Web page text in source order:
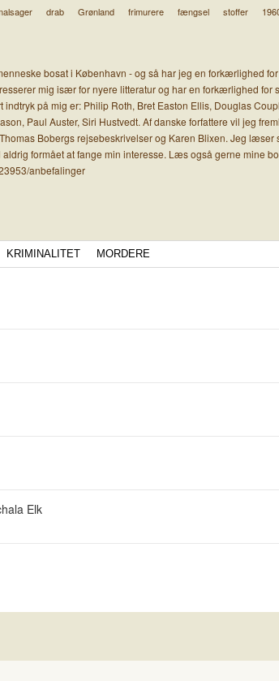
drab Grønland frimurere fængsel stoffer
bosat i København - og så har jeg en forkærlighed
mig især for nyere litteratur og har en forkærlighed for
indtryk på mig er: Philip Roth, Bret Easton Ellis, Douglas
Paul Auster, Siri Hustvedt. Af danske forfattere vil jeg
Bobergs rejsebeskrivelser og Karen Blixen. Jeg læser
formået at fange min interesse. Læs også gerne mine
anbefalinger
KRIMINALITET MORDERE
Elk